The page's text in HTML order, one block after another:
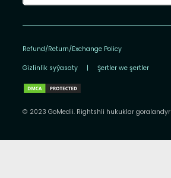
Refund/Return/Exchange Policy
Gizlinlik syýasaty | Şertler we şertler
© 2023 GoMedii. Rightshli hukuklar goralandyr